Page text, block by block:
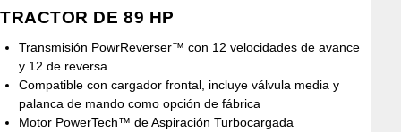
TRACTOR DE 89 HP
Transmisión PowrReverser™ con 12 velocidades de avance
y 12 de reversa
Compatible con cargador frontal, incluye válvula media y
palanca de mando como opción de fábrica
Motor PowerTech™ de Aspiración Turbocargada